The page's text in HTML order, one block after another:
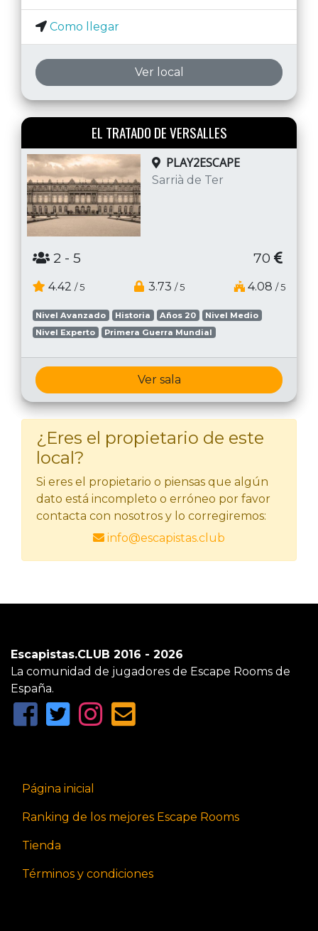
Como llegar
Ver local
EL TRATADO DE VERSALLES
PLAY2ESCAPE
Sarrià de Ter
2 - 5 70
4.42 / 5 3.73 / 5 4.08 / 5
Nivel Avanzado Historia Años 20
Nivel Medio
Nivel Experto
Primera Guerra Mundial
Ver sala
¿Eres el propietario de este
local?
Si eres el propietario o piensas que algún
dato está incompleto o erróneo por favor
contacta con nosotros y lo corregiremos:
info@escapistas.club
Escapistas.CLUB 2016 - 2026
La comunidad de jugadores de Escape Rooms de
España.
Página inicial
Ranking de los mejores Escape Rooms
Tienda
Términos y condiciones